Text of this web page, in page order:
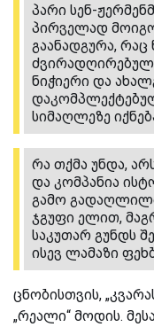
პარი სენ-
პირველად
გაანადგურა, რაც
ნიჭიერი და
სიმაღლეზე
რა თქმა უნდა,
და კომპანია
გამო
ჯგუფი ელით,
საკუთარ გუნდს
ისევ ლამაზი
ცნობისთვის,
„რეალი“ მოდის.